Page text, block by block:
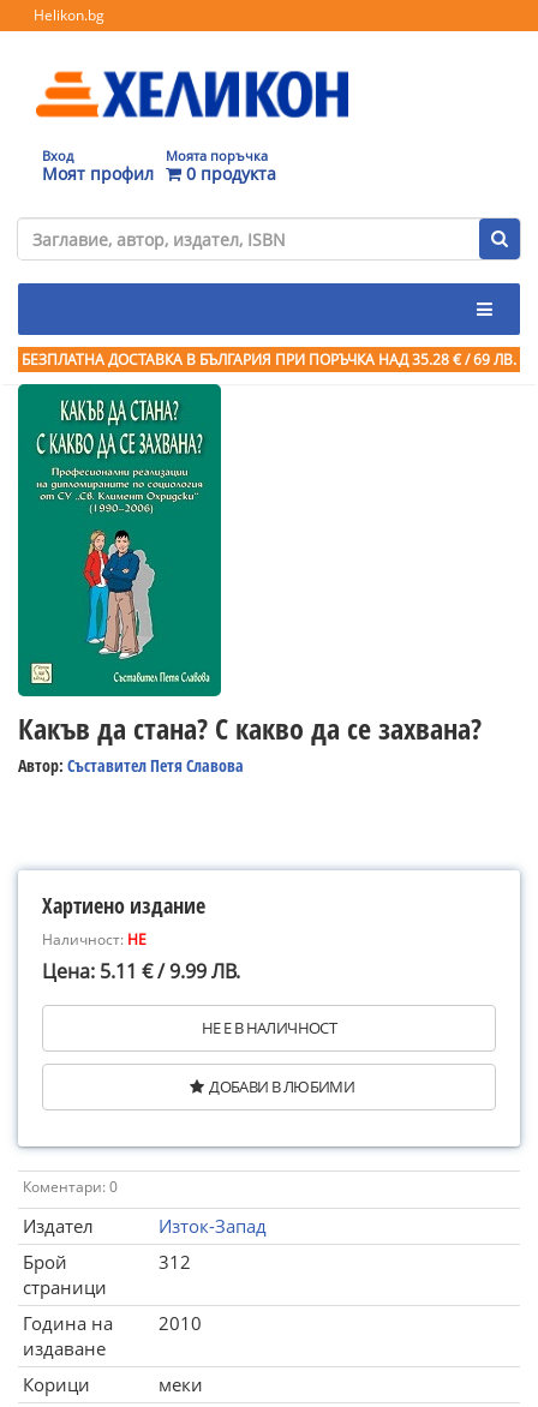
Helikon.bg
Вход
Моят профил
Моята поръчка
0 продукта
БЕЗПЛАТНА ДОСТАВКА В БЪЛГАРИЯ ПРИ ПОРЪЧКА НАД 35.28 € / 69 ЛВ.
Какъв да стана? С какво да се захвана?
Автор: Съставител Петя Славова
Хартиено издание
Наличност: НЕ
Цена: 5.11 € / 9.99 ЛВ.
НЕ Е В НАЛИЧНОСТ
ДОБАВИ В ЛЮБИМИ
Коментари: 0
Издател
Изток-Запад
Брой
страници
312
Година на
издаване
2010
Корици
меки